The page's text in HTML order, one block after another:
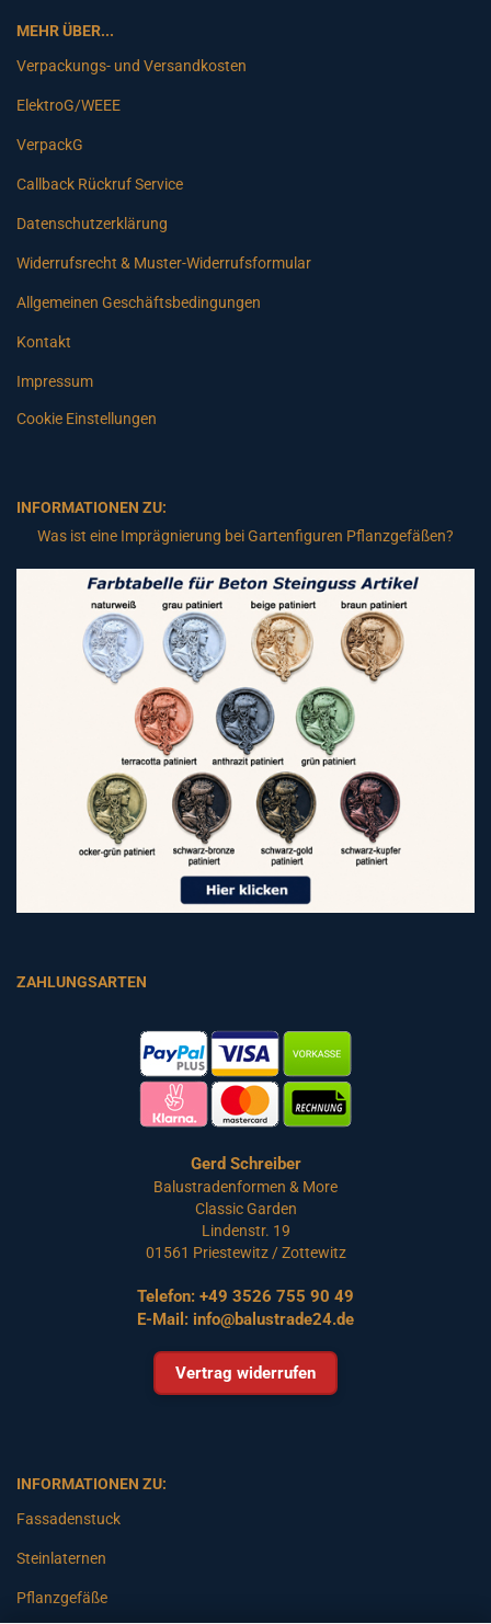
MEHR ÜBER...
Verpackungs- und Versandkosten
ElektroG/WEEE
VerpackG
Callback Rückruf Service
Datenschutzerklärung
Widerrufsrecht & Muster-Widerrufsformular
Allgemeinen Geschäftsbedingungen
Kontakt
Impressum
Cookie Einstellungen
INFORMATIONEN ZU:
Was ist eine Imprägnierung bei Gartenfiguren Pflanzgefäßen?
ZAHLUNGSARTEN
Gerd Schreiber
Balustradenformen & More
Classic Garden
Lindenstr. 19
01561 Priestewitz / Zottewitz
Telefon: +49 3526 755 90 49
E-Mail: info@balustrade24.de
Vertrag widerrufen
INFORMATIONEN ZU:
Fassadenstuck
Steinlaternen
Pflanzgefäße